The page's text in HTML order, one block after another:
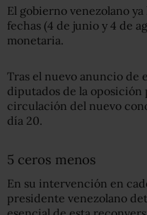
El gobierno venezolano
fechas (4 de junio y 4 de
monetaria.
Tras el nuevo anuncio de
diputados de la oposición
circulación del nuevo
día 20.
5 ceros menos
En su intervención en
presidente venezolano